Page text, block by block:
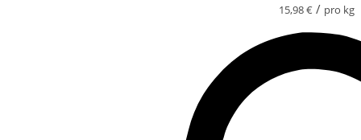
15,98€ / pro kg